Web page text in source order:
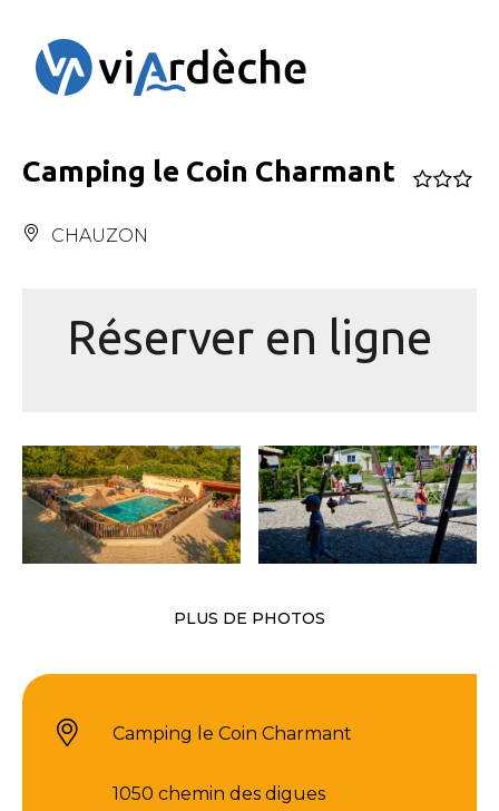
Camping le Coin Charmant
CHAUZON
Réserver en ligne
PLUS DE PHOTOS
Camping le Coin Charmant
1050 chemin des digues